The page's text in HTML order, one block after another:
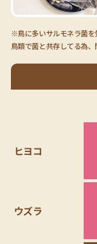
※鳥に多いサルモネラ菌を
鳥類で菌と共存してる為、
ヒヨコ
ウズラ